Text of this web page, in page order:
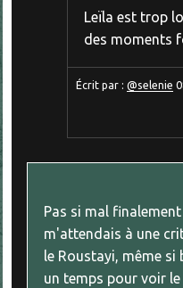
Leïla est trop
des moments
Écrit par : @selenie
Pas si mal
m'attendais à une
le Roustayi, même si
un temps pour voir